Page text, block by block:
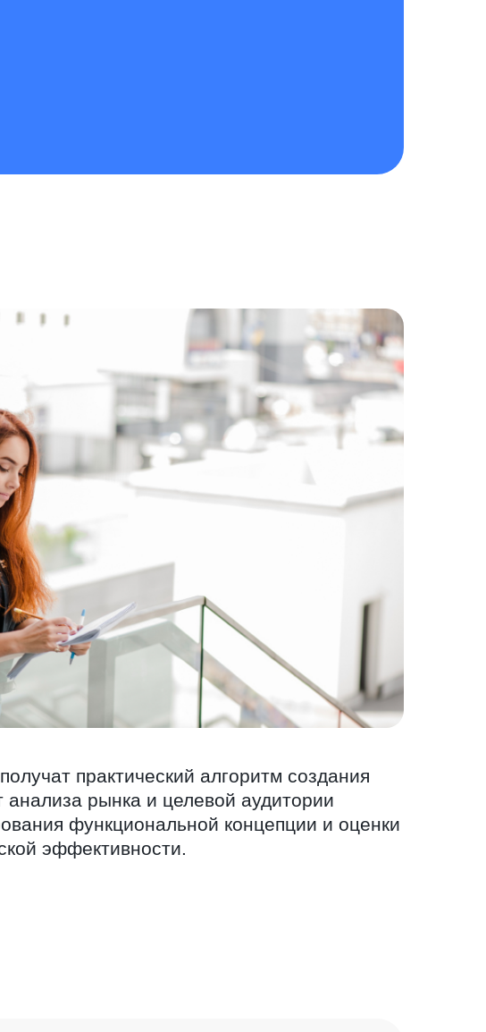
практический алгоритм создания
анализа рынка и целевой аудитории
функциональной концепции и оценки
эффективности.